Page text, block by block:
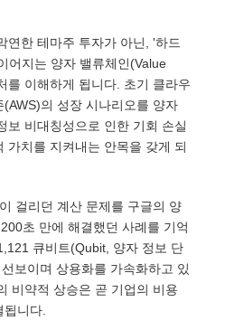
연한 테마주 투자가 아닌, '하드
어지는 양자 밸류체인(Value
를 이해하게 됩니다. 초기 클라우
의 성장 시나리오를 양자
보 비대칭성으로 인한 기회 손실
가치를 지켜내는 안목을 갖게 되
걸리던 계산 문제를 구글의 양
초 만에 해결했던 사례를 기억
큐비트(Qubit, 양자 정보 단
보이며 상용화를 가속화하고 있
비약적 상승은 곧 기업의 비용
니다.